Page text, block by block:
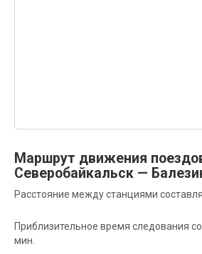
Маршрут движения
Северобайкальск —
Расстояние между станциями
Приблизительное время следования
мин.